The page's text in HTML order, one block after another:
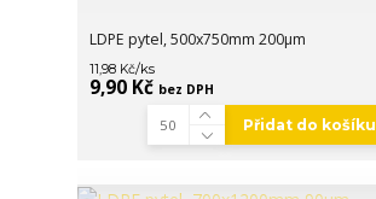
LDPE pytel, 500x750mm 200µm
11,98 Kč/ks
9,90 Kč bez DPH
Přidat do košíku